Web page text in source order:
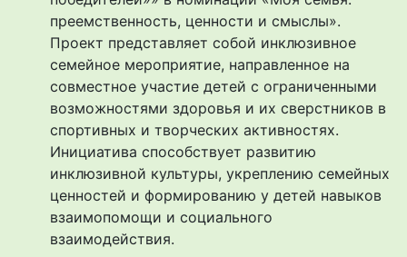
преемственность, ценности и смыслы».
Проект представляет собой инклюзивное
семейное мероприятие, направленное на
совместное участие детей с ограниченными
возможностями здоровья и их сверстников в
спортивных и творческих активностях.
Инициатива способствует развитию
инклюзивной культуры, укреплению семейных
ценностей и формированию у детей навыков
взаимопомощи и социального
взаимодействия.